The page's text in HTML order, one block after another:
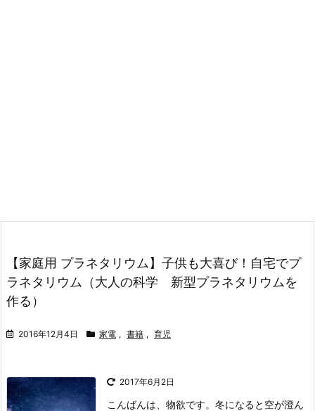
【家庭用 プラネタリウム】子供も大喜び！自宅でプ
ラネタリウム（大人の科学 新型プラネタリウムを
作る）
2016年12月4日 家電 , 書籍 , 育児
2017年6月2日
こんばんは、物欲です。 冬になると空が澄ん